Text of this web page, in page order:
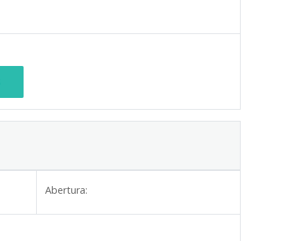
Abertura: